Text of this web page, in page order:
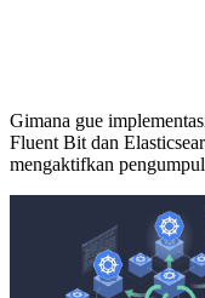
Gimana gue
Fluent Bit dan
mengaktifkan